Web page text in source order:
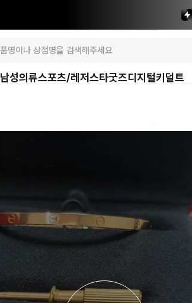
남성의류스포츠/레저스타굿즈디지털키덜트